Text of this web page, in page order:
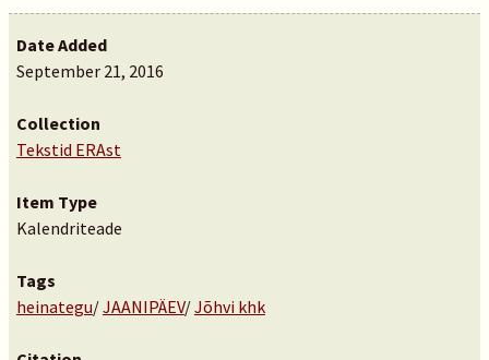
Date Added
September 21, 2016
Collection
Tekstid ERAst
Item Type
Kalendriteade
Tags
heinategu/JAANIPÄEV/Jõhvi khk